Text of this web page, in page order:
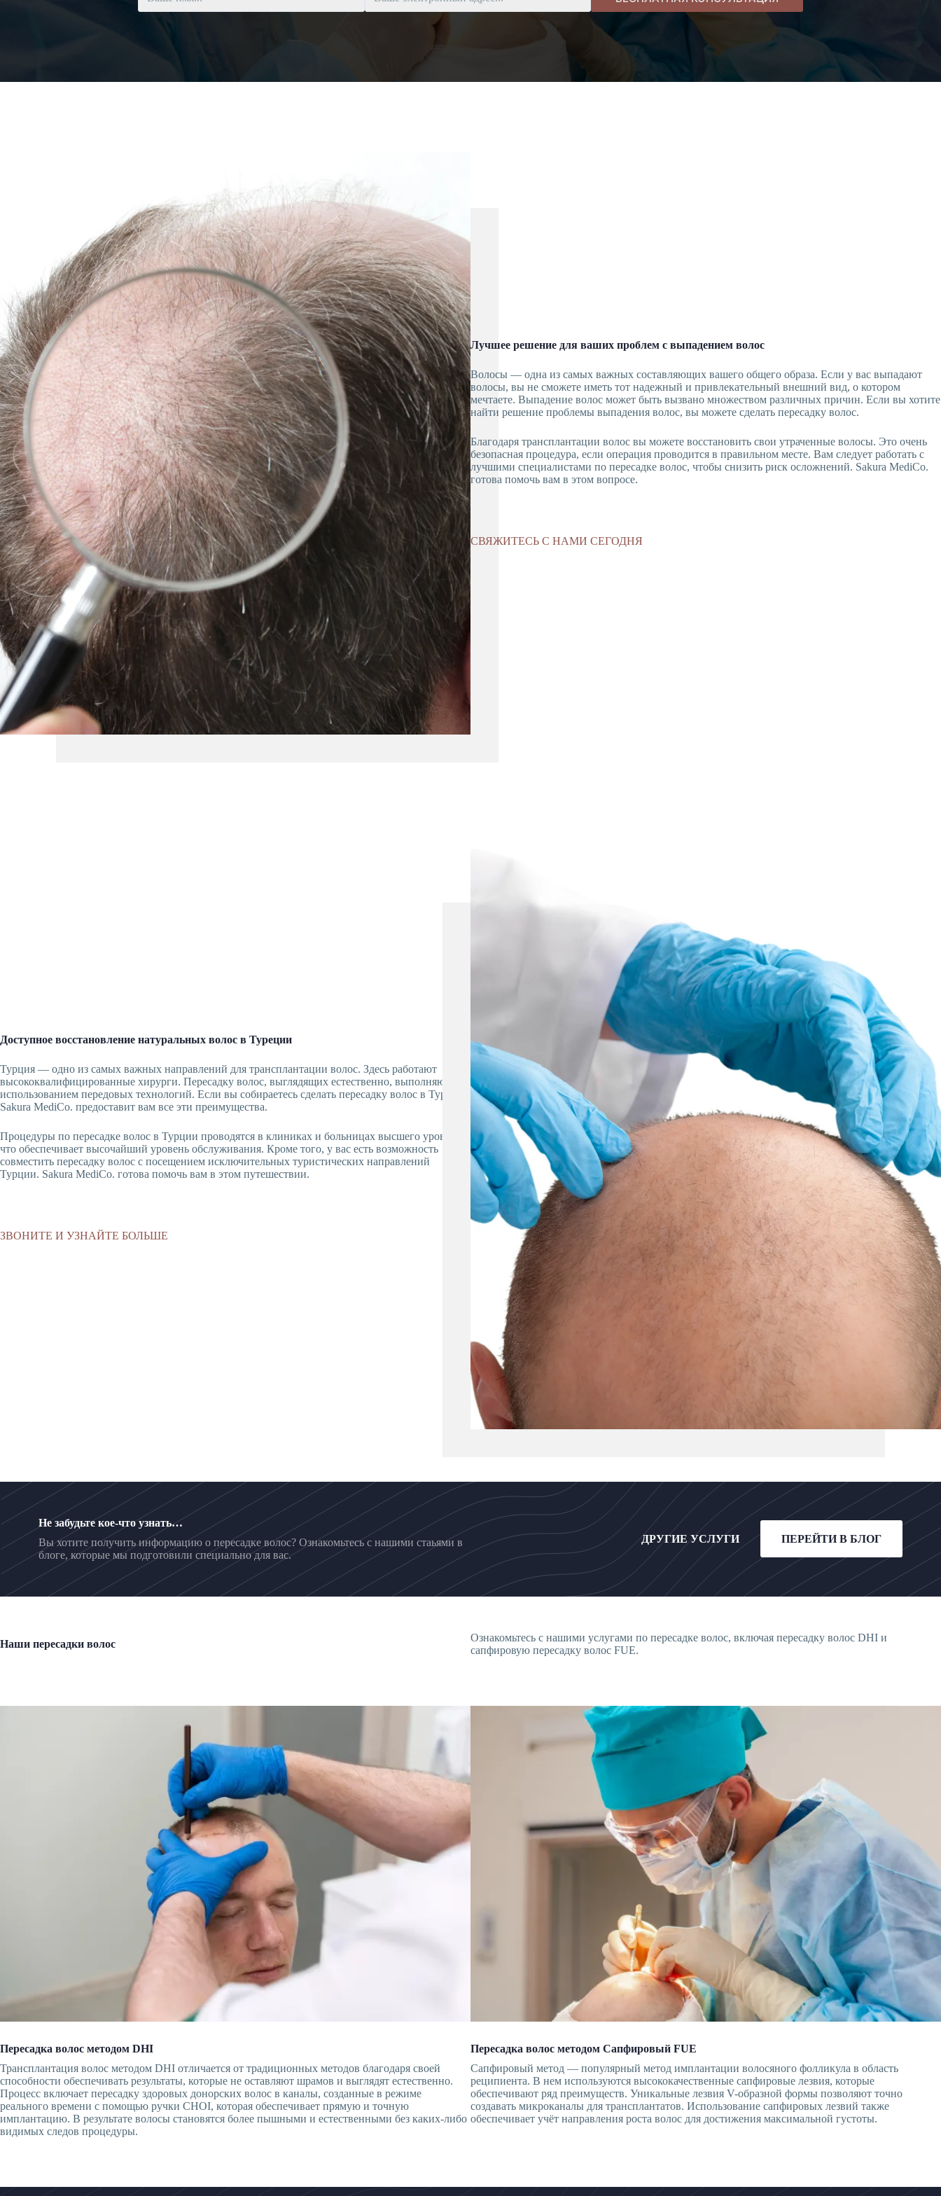
Лучшее решение для ваших проблем с выпадением волос
Волосы — одна из самых важных составляющих вашего общего образа. Если у вас выпадают
волосы, вы не сможете иметь тот надежный и привлекательный внешний вид, о котором
мечтаете. Выпадение волос может быть вызвано множеством различных причин. Если вы хотите
найти решение проблемы выпадения волос, вы можете сделать пересадку волос.
Благодаря трансплантации волос вы можете восстановить свои утраченные волосы. Это очень
безопасная процедура, если операция проводится в правильном месте. Вам следует работать с
лучшими специалистами по пересадке волос, чтобы снизить риск осложнений. Sakura MediCo.
готова помочь вам в этом вопросе.
СВЯЖИТЕСЬ С НАМИ СЕГОДНЯ
Доступное восстановление натуральных волос в Туреции
Турция — одно из самых важных направлений для трансплантации волос. Здесь работают
высококвалифицированные хирурги. Пересадку волос, выглядящих естественно, выполняют с
использованием передовых технологий. Если вы собираетесь сделать пересадку волос в Турции,
Sakura MediCo. предоставит вам все эти преимущества.
Процедуры по пересадке волос в Турции проводятся в клиниках и больницах высшего уровня,
что обеспечивает высочайший уровень обслуживания. Кроме того, у вас есть возможность
совместить пересадку волос с посещением исключительных туристических направлений
Турции. Sakura MediCo. готова помочь вам в этом путешествии.
ЗВОНИТЕ И УЗНАЙТЕ БОЛЬШЕ
Не забудьте кое-что узнать…
Вы хотите получить информацию о пересадке волос? Ознакомьтесь с нашими стаьями в
блоге, которые мы подготовили специально для вас.
ДРУГИЕ УСЛУГИ ПЕРЕЙТИ В БЛОГ
Наши пересадки волос
Ознакомьтесь с нашими услугами по пересадке волос, включая пересадку волос DHI и
сапфировую пересадку волос FUE.
Пересадка волос методом DHI
Трансплантация волос методом DHI отличается от традиционных методов благодаря своей
способности обеспечивать результаты, которые не оставляют шрамов и выглядят естественно.
Процесс включает пересадку здоровых донорских волос в каналы, созданные в режиме
реального времени с помощью ручки CHOI, которая обеспечивает прямую и точную
имплантацию. В результате волосы становятся более пышными и естественными без каких-либо
видимых следов процедуры.
Пересадка волос методом Сапфировый FUE
Сапфировый метод — популярный метод имплантации волосяного фолликула в область
реципиента. В нем используются высококачественные сапфировые лезвия, которые
обеспечивают ряд преимуществ. Уникальные лезвия V-образной формы позволяют точно
создавать микроканалы для трансплантатов. Использование сапфировых лезвий также
обеспечивает учёт направления роста волос для достижения максимальной густоты.